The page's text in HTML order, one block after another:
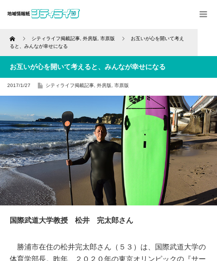
Home シティライフ掲載記事 外房版 市原版
お互いが心を開いて考え
ると、みんなが幸せになる
お互いが心を開いて考えると、みんなが幸せになる
2017/1/27 シティライフ掲載記事 外房版 市原版
国際武道大学教授 松井 完太郎さん
勝浦市在住の松井完太郎さん（５３）は、国際武道大学の
体育学部長。昨年、２０２０年の東京オリンピックの『サー